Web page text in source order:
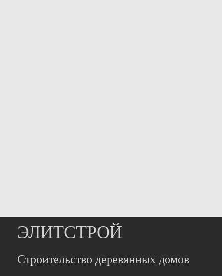
ЭЛИТСТРОЙ
Строительство деревянных домов